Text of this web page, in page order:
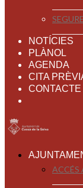
NOTÍCIES
PLÀNOL
AGENDA
CITA
CONTACTE
ACCÉS